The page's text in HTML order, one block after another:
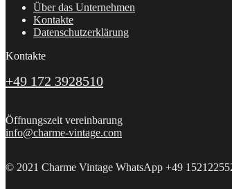
Über das Unternehmen
Kontakte
Datenschutzerklärung
Kontakte
+49 172 3928510
Öffnungszeit vereinbarung
info@charme-vintage.com
© 2021 Charme Vintage WhatsApp +49